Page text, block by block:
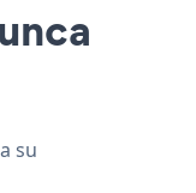
su